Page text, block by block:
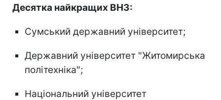
Десятка найкращих ВНЗ:
Сумський державний університет;
Державний університет "Житомирська
політехніка";
Національний університет